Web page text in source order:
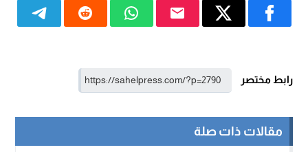
رابط مختصر
مقالات ذات صلة